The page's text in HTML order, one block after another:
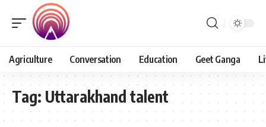
Agriculture Conversation Education Geet Ganga
Tag: Uttarakhand talent